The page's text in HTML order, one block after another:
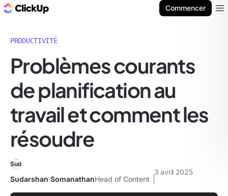
Commencer
PRODUCTIVITÉ
Problèmes courants
de planification au
travail et comment les
résoudre
Sudarshan SomanathanHead of Content
3 avril 2025